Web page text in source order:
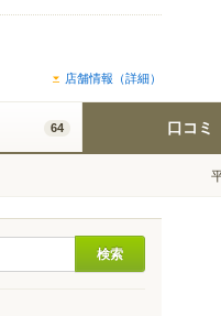
店舗情報（詳細）
64 口コミ